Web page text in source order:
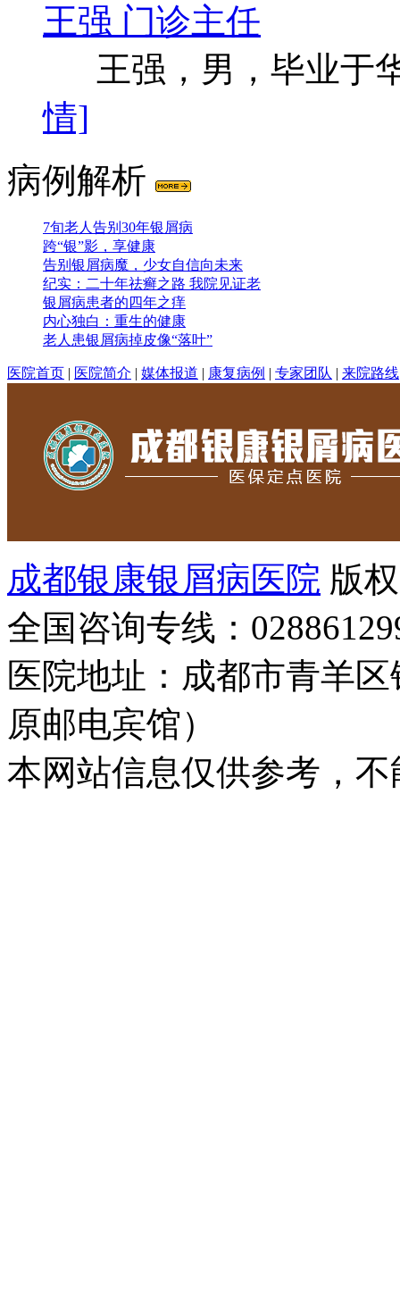
王强 门诊主任
王强，男，毕业于
情]
病例解析
7旬老人告别30年银屑病
跨“银”影，享健康
告别银屑病魔，少女自信向未来
纪实：二十年祛癣之路 我院见证老
银屑病患者的四年之痒
内心独白：重生的健康
老人患银屑病掉皮像“落叶”
医院首页 | 医院简介 | 媒体报道 | 康复病例 | 专家团队 | 来院路线
成都银康银屑病医院 版
全国咨询专线：
医院地址：成都市青羊
原邮电宾馆）
本网站信息仅供参考，